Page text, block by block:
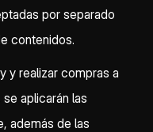
por separado
contenidos.
y realizar compras a
aplicarán las
además de las